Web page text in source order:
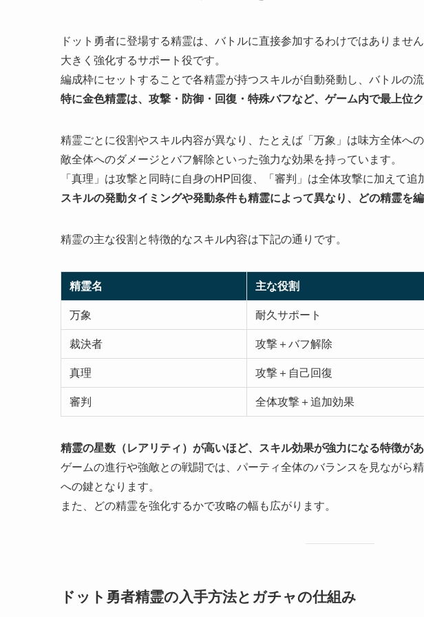
ドット勇者に登場する精霊は、バトルに直接参加するわけではありませ
大きく強化するサポート役です。
編成枠にセットすることで各精霊が持つスキルが自動発動し、バトルの
特に金色精霊は、攻撃・防御・回復・特殊バフなど、ゲーム内で最上位
精霊ごとに役割やスキル内容が異なり、たとえば「万象」は味方全体へ
敵全体へのダメージとバフ解除といった強力な効果を持っています。
「真理」は攻撃と同時に自身のHP回復、「審判」は全体攻撃に加えて追
スキルの発動タイミングや発動条件も精霊によって異なり、どの精霊を
精霊の主な役割と特徴的なスキル内容は下記の通りです。
精霊名 主な役割
万象 耐久サポート
裁決者 攻撃＋バフ解除
真理 攻撃＋自己回復
審判 全体攻撃＋追加効果
精霊の星数（レアリティ）が高いほど、スキル効果が強力になる特徴が
ゲームの進行や強敵との戦闘では、パーティ全体のバランスを見ながら
への鍵となります。
また、どの精霊を強化するかで攻略の幅も広がります。
ドット勇者精霊の入手方法とガチャの仕組み